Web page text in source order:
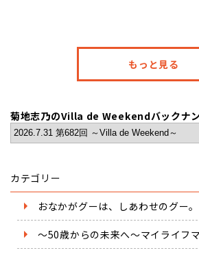
もっと見る
菊地志乃のVilla de Weekendバックナ
カテゴリー
おなかがグーは、しあわせのグー
～50歳からの未来へ～マイライフ